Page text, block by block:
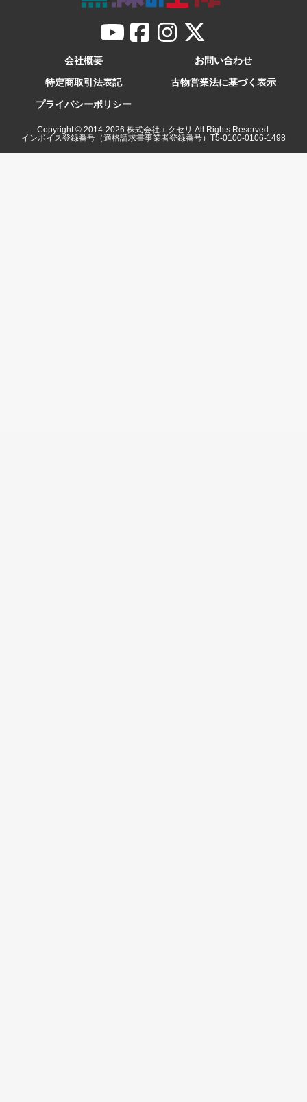
会社概要
お問い合わせ
特定商取引法表記
古物営業法に基づく表示
プライバシーポリシー
Copyright © 2014-2026 株式会社エクセリ All Rights Reserved.
インボイス登録番号（適格請求書事業者登録番号）T5-0100-0106-1498